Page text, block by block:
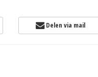
Delen via mail